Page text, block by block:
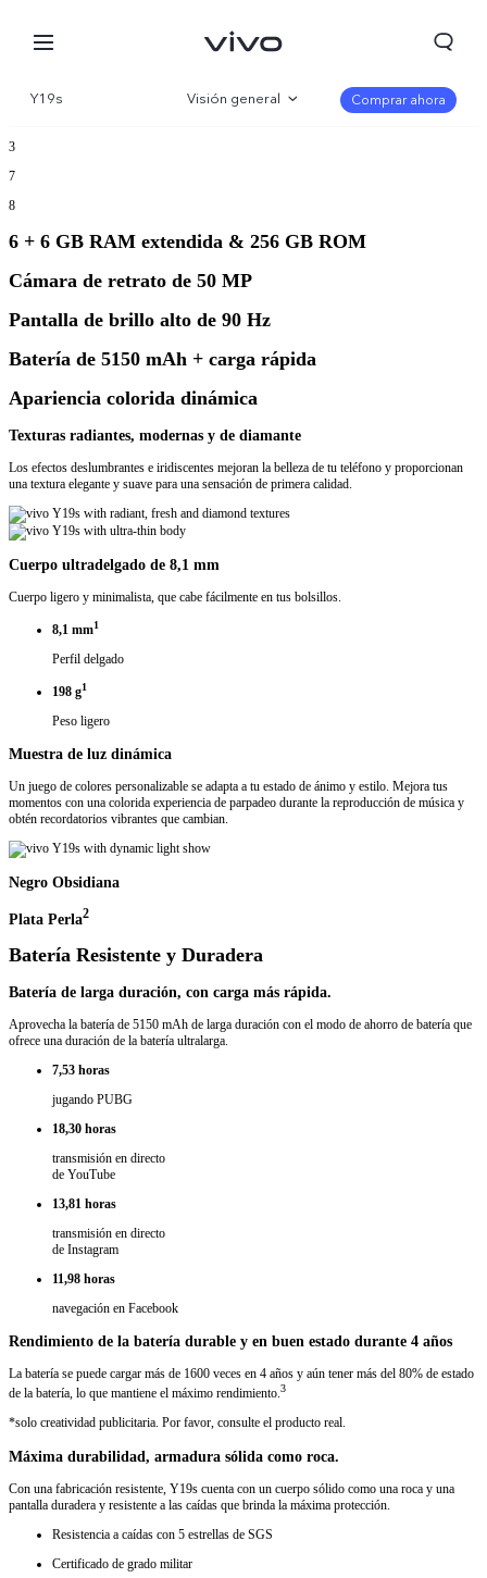
Y19s Visión general Comprar ahora
3
7
8
6 + 6 GB RAM extendida & 256 GB ROM
Cámara de retrato de 50 MP
Pantalla de brillo alto de 90 Hz
Batería de 5150 mAh + carga rápida
Apariencia colorida dinámica
Texturas radiantes, modernas y de diamante
Los efectos deslumbrantes e iridiscentes mejoran la belleza de tu teléfono y proporcionan
una textura elegante y suave para una sensación de primera calidad.
Cuerpo ultradelgado de 8,1 mm
Cuerpo ligero y minimalista, que cabe fácilmente en tus bolsillos.
8,1 mm1
Perfil delgado
198 g1
Peso ligero
Muestra de luz dinámica
Un juego de colores personalizable se adapta a tu estado de ánimo y estilo. Mejora tus
momentos con una colorida experiencia de parpadeo durante la reproducción de música y
obtén recordatorios vibrantes que cambian.
Negro Obsidiana
Plata Perla2
Batería Resistente y Duradera
Batería de larga duración, con carga más rápida.
Aprovecha la batería de 5150 mAh de larga duración con el modo de ahorro de batería que
ofrece una duración de la batería ultralarga.
7,53 horas
jugando PUBG
18,30 horas
transmisión en directo
de YouTube
13,81 horas
transmisión en directo
de Instagram
11,98 horas
navegación en Facebook
Rendimiento de la batería durable y en buen estado durante 4 años
La batería se puede cargar más de 1600 veces en 4 años y aún tener más del 80% de estado
de la batería, lo que mantiene el máximo rendimiento.3
*solo creatividad publicitaria. Por favor, consulte el producto real.
Máxima durabilidad, armadura sólida como roca.
Con una fabricación resistente, Y19s cuenta con un cuerpo sólido como una roca y una
pantalla duradera y resistente a las caídas que brinda la máxima protección.
Resistencia a caídas con 5 estrellas de SGS
Certificado de grado militar